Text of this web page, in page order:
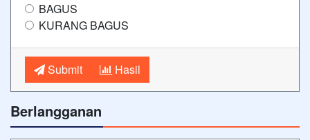
BAGUS
KURANG BAGUS
Submit Hasil
Berlangganan